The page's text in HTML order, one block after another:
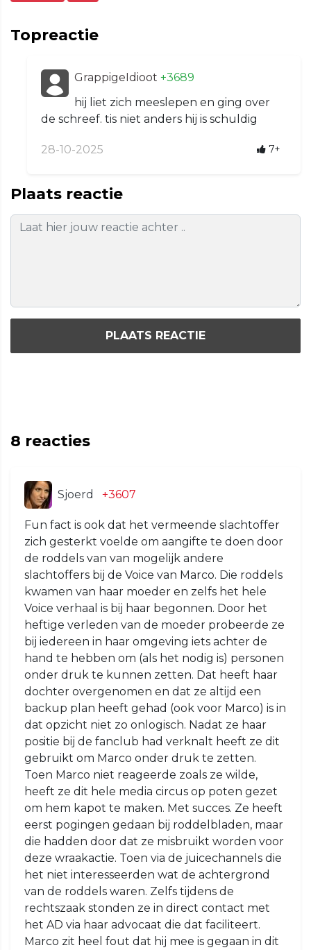
Topreactie
GrappigeIdioot +3689
hij liet zich meeslepen en ging over
de schreef. tis niet anders hij is schuldig
28-10-2025 7+
Plaats reactie
PLAATS REACTIE
8 reacties
Sjoerd +3607
Fun fact is ook dat het vermeende slachtoffer
zich gesterkt voelde om aangifte te doen door
de roddels van van mogelijk andere
slachtoffers bij de Voice van Marco. Die roddels
kwamen van haar moeder en zelfs het hele
Voice verhaal is bij haar begonnen. Door het
heftige verleden van de moeder probeerde ze
bij iedereen in haar omgeving iets achter de
hand te hebben om (als het nodig is) personen
onder druk te kunnen zetten. Dat heeft haar
dochter overgenomen en dat ze altijd een
backup plan heeft gehad (ook voor Marco) is in
dat opzicht niet zo onlogisch. Nadat ze haar
positie bij de fanclub had verknalt heeft ze dit
gebruikt om Marco onder druk te zetten.
Toen Marco niet reageerde zoals ze wilde,
heeft ze dit hele media circus op poten gezet
om hem kapot te maken. Met succes. Ze heeft
eerst pogingen gedaan bij roddelbladen, maar
die hadden door dat ze misbruikt worden voor
deze wraakactie. Toen via de juicechannels die
het niet interesseerden wat de achtergrond
van de roddels waren. Zelfs tijdens de
rechtszaak stonden ze in direct contact met
het AD via haar advocaat die dat faciliteert.
Marco zit heel fout dat hij mee is gegaan in dit